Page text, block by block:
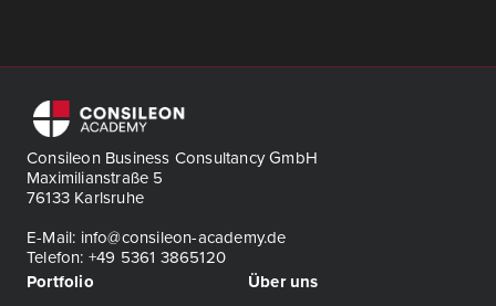
Consileon Business Consultancy GmbH
Maximilianstraße 5
76133 Karlsruhe
E-Mail: info@consileon-academy.de
Telefon: +49 5361 3865120
Portfolio
Über uns